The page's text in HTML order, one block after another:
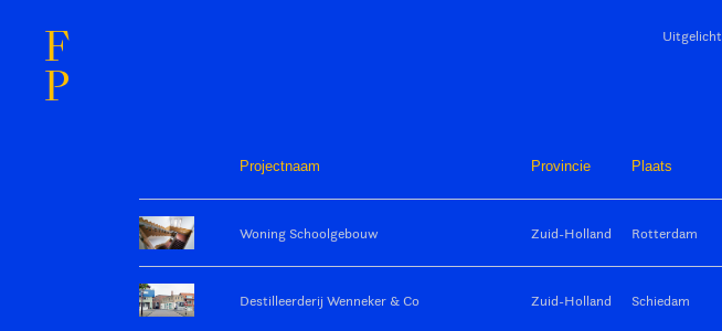
F
P
Uitgelicht
Projectnaam Provincie Plaats
Woning Schoolgebouw Zuid-Holland Rotterdam
Destilleerderij Wenneker & Co Zuid-Holland Schiedam